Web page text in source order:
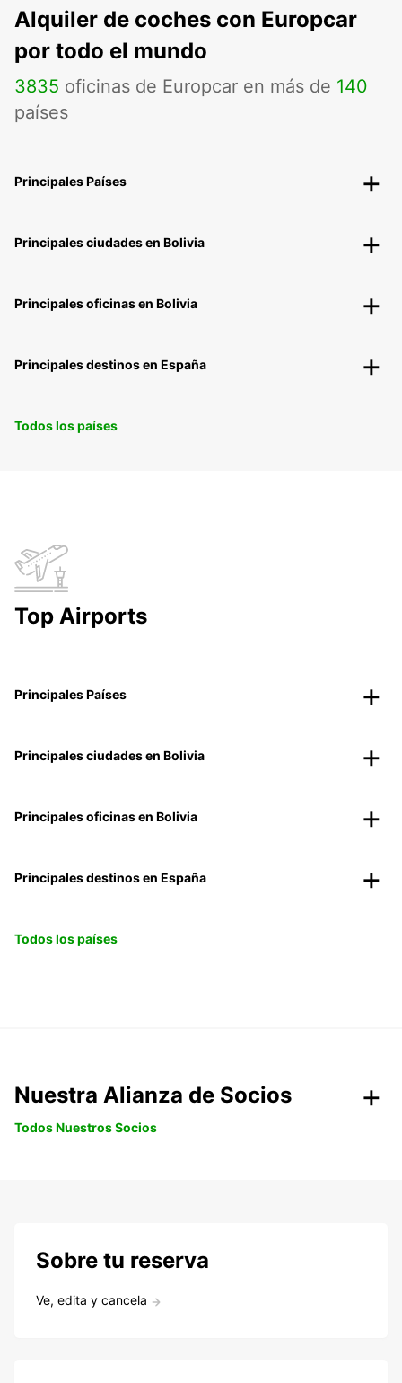
Alquiler de coches con Europcar
por todo el mundo
3835 oficinas de Europcar en más de 140
países
Principales Países
Principales ciudades en Bolivia
Principales oficinas en Bolivia
Principales destinos en España
Todos los países
Top Airports
Principales Países
Principales ciudades en Bolivia
Principales oficinas en Bolivia
Principales destinos en España
Todos los países
Nuestra Alianza de Socios
Todos Nuestros Socios
Sobre tu reserva
Ve, edita y cancela